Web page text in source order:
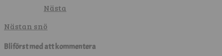
Nästa
Nästan snö
Bli först med att kommentera